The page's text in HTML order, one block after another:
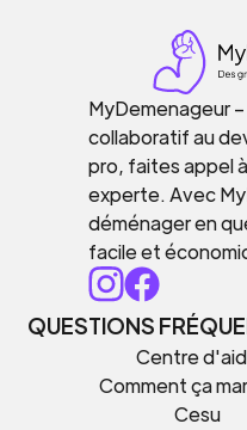
MyDemenageur
collaboratif au
pro, faites appel
experte. Avec
déménager en
facile et
QUESTIONS
Centre
Comment ça
Cesu